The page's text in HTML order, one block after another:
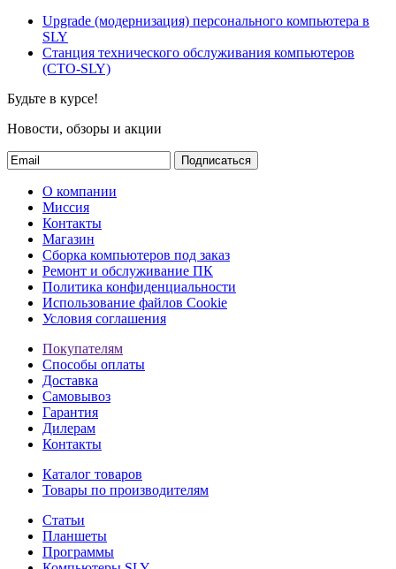
Upgrade (модернизация) персонального компьютера в
SLY
Станция технического обслуживания компьютеров
(СТО-SLY)
Будьте в курсе!
Новости, обзоры и акции
Подписаться
О компании
Миссия
Контакты
Магазин
Сборка компьютеров под заказ
Ремонт и обслуживание ПК
Политика конфиденциальности
Использование файлов Cookie
Условия соглашения
Покупателям
Способы оплаты
Доставка
Самовывоз
Гарантия
Дилерам
Контакты
Каталог товаров
Товары по производителям
Статьи
Планшеты
Программы